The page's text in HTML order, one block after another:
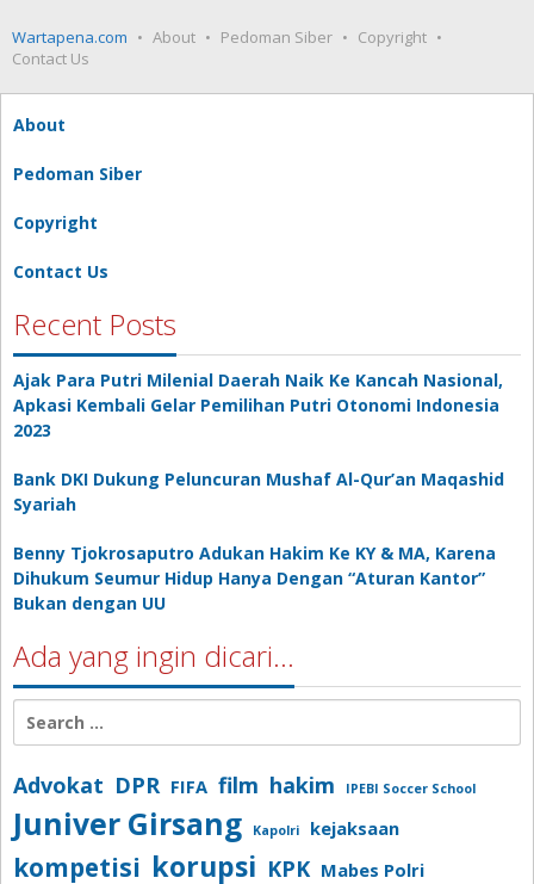
Wartapena.com About Pedoman Siber
Copyright
Contact Us
About
Pedoman Siber
Copyright
Contact Us
Recent Posts
Ajak Para Putri Milenial Daerah Naik Ke Kancah Nasional,
Apkasi Kembali Gelar Pemilihan Putri Otonomi Indonesia
2023
Bank DKI Dukung Peluncuran Mushaf Al-Qur’an Maqashid
Syariah
Benny Tjokrosaputro Adukan Hakim Ke KY & MA, Karena
Dihukum Seumur Hidup Hanya Dengan “Aturan Kantor”
Bukan dengan UU
Ada yang ingin dicari…
Search
for:
Advokat DPR FIFA film hakim IPEBI Soccer School
Juniver Girsang Kapolri kejaksaan
kompetisi korupsi KPK Mabes Polri